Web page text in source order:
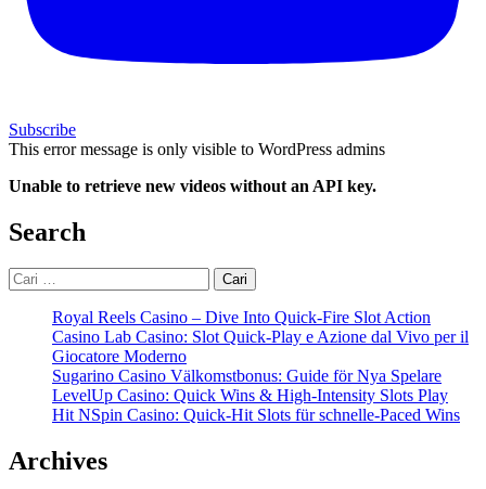
Subscribe
This error message is only visible to WordPress admins
Unable to retrieve new videos without an API key.
Search
Cari
untuk:
Royal Reels Casino – Dive Into Quick‑Fire Slot Action
Casino Lab Casino: Slot Quick‑Play e Azione dal Vivo per il
Giocatore Moderno
Sugarino Casino Välkomstbonus: Guide för Nya Spelare
LevelUp Casino: Quick Wins & High‑Intensity Slots Play
Hit NSpin Casino: Quick‑Hit Slots für schnelle‑Paced Wins
Archives